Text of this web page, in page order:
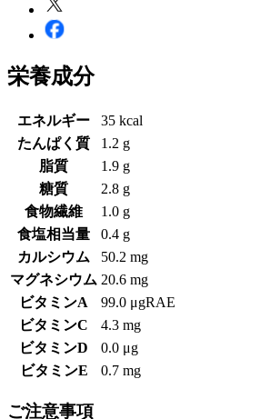
栄養成分
エネルギー
35 kcal
たんぱく質
1.2 g
脂質
1.9 g
糖質
2.8 g
食物繊維
1.0 g
食塩相当量
0.4 g
カルシウム
50.2 mg
マグネシウム 20.6 mg
ビタミンA
99.0 μgRAE
ビタミンC
4.3 mg
ビタミンD
0.0 μg
ビタミンE
0.7 mg
ご注意事項